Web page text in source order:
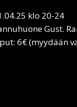
klo 20-24
Gust.
6€ (myydään